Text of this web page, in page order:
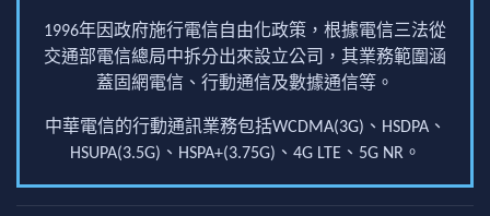
1996年因政府施行電信自由化政策，根據電信三法從
交通部電信總局中拆分出來設立公司，其業務範圍涵
蓋固網電信、行動通信及數據通信等。
中華電信的行動通訊業務包括WCDMA(3G)、HSDPA、
HSUPA(3.5G)、HSPA+(3.75G)、4G LTE、5G NR。